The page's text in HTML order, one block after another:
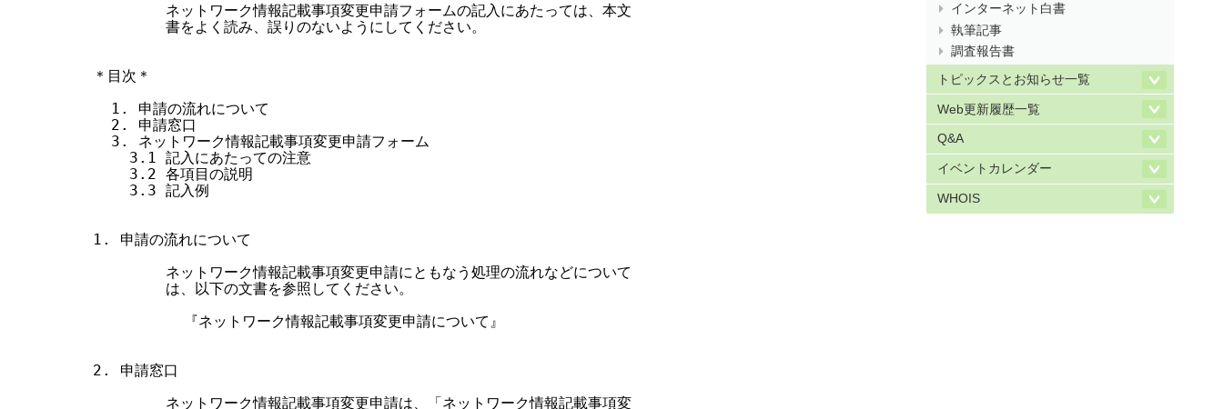
        ネットワーク情報記載事項変更申請フォームの記入にあたっては、本文
        書をよく読み、誤りのないようにしてください。
＊目次＊
  1. 申請の流れについて
  2. 申請窓口
  3. ネットワーク情報記載事項変更申請フォーム
    3.1 記入にあたっての注意
    3.2 各項目の説明
    3.3 記入例
1. 申請の流れについて
        ネットワーク情報記載事項変更申請にともなう処理の流れなどについて
        は、以下の文書を参照してください。
          『ネットワーク情報記載事項変更申請について』
2. 申請窓口
        ネットワーク情報記載事項変更申請は、「ネットワーク情報記載事項変
インターネット白書
執筆記事
調査報告書
トピックスとお知らせ一覧
Web更新履歴一覧
Q&A
イベントカレンダー
WHOIS